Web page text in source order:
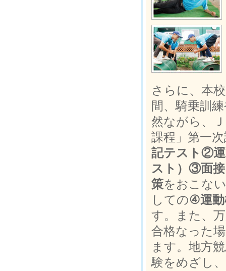
さらに、本
間、騎乗訓
然ながら、
課程」第一
記テスト②運
スト）③面
策をおこな
しての④運動
す。また、
合格なった
ます。地方
験をめざし